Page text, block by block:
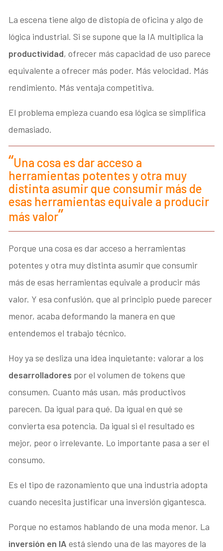
La escena tiene algo de distopía de oficina y algo de
lógica industrial. Si se supone que la IA multiplica la
productividad, ofrecer más capacidad de uso parece
equivalente a ofrecer más poder. Más velocidad. Más
rendimiento. Más ventaja competitiva.
El problema empieza cuando esa lógica se simplifica
demasiado.
Una cosa es dar acceso a
herramientas potentes y otra muy
distinta asumir que consumir más de
esas herramientas equivale a producir
más valor
Porque una cosa es dar acceso a herramientas
potentes y otra muy distinta asumir que consumir
más de esas herramientas equivale a producir más
valor. Y esa confusión, que al principio puede parecer
menor, acaba deformando la manera en que
entendemos el trabajo técnico.
Hoy ya se desliza una idea inquietante: valorar a los
desarrolladores por el volumen de tokens que
consumen. Cuanto más usan, más productivos
parecen. Da igual para qué. Da igual en qué se
convierta esa potencia. Da igual si el resultado es
mejor, peor o irrelevante. Lo importante pasa a ser el
consumo.
Es el tipo de razonamiento que una industria adopta
cuando necesita justificar una inversión gigantesca.
Porque no estamos hablando de una moda menor. La
inversión en IA está siendo una de las mayores de la